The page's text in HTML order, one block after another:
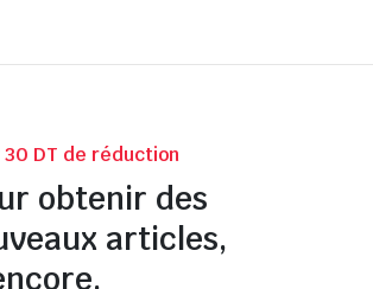
DT de réduction
obtenir des
articles,